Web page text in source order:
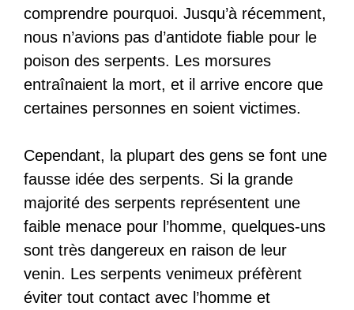
comprendre pourquoi. Jusqu’à récemment,
nous n’avions pas d’antidote fiable pour le
poison des serpents. Les morsures
entraînaient la mort, et il arrive encore que
certaines personnes en soient victimes.
Cependant, la plupart des gens se font une
fausse idée des serpents. Si la grande
majorité des serpents représentent une
faible menace pour l’homme, quelques-uns
sont très dangereux en raison de leur
venin. Les serpents venimeux préfèrent
éviter tout contact avec l’homme et